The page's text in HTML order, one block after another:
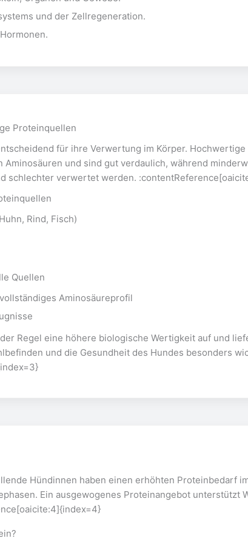
und der Zellregeneration.
Proteinquellen
für ihre Verwertung im Körper.
Aminosäuren und sind gut verdaulich, während
schlechter verwertet werden.
Rind, Fisch)
Quellen
Aminosäureprofil
Regel eine höhere biologische Wertigkeit auf und
und die Gesundheit des Hundes besonders
Hündinnen haben einen erhöhten Proteinbedarf
Ein ausgewogenes Proteinangebot unterstützt